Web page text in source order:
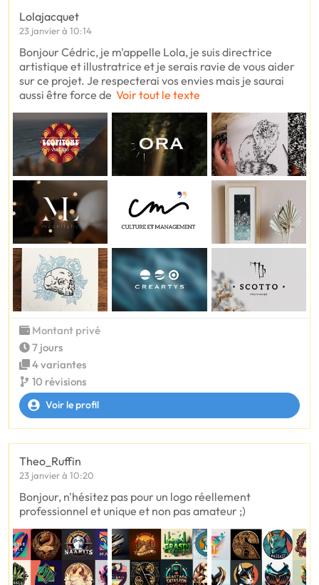
Lolajacquet
23 janvier à 10:14
Bonjour Cédric, je m'appelle Lola, je suis directrice
artistique et illustratrice et je serais ravie de vous aider
sur ce projet. Je respecterai vos envies mais je saurai
aussi être force de Voir tout le texte
Montant privé
7 jours
4 variantes
10 révisions
Voir le profil
Theo_Ruffin
23 janvier à 10:20
Bonjour, n'hésitez pas pour un logo réellement
professionnel et unique et non pas amateur ;)